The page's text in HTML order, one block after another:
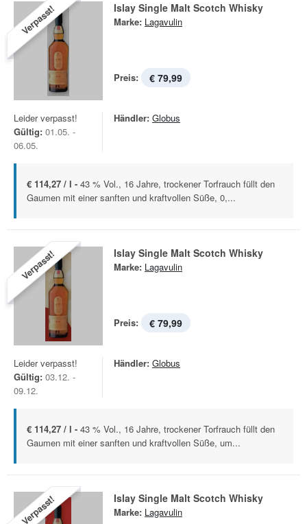
Verpasst! Islay Single Malt Scotch Whisky
Marke: Lagavulin
Preis: € 79,99
Leider verpasst!
Gültig: 01.05. -
06.05.
Händler: Globus
€ 114,27 / l - 43 % Vol., 16 Jahre, trockener Torfrauch füllt den
Gaumen mit einer sanften und kraftvollen Süße, 0,...
Verpasst! Islay Single Malt Scotch Whisky
Marke: Lagavulin
Preis: € 79,99
Leider verpasst!
Gültig: 03.12. -
09.12.
Händler: Globus
€ 114,27 / l - 43 % Vol., 16 Jahre, trockener Torfrauch füllt den
Gaumen mit einer sanften und kraftvollen Süße, um...
Verpasst! Islay Single Malt Scotch Whisky
Marke: Lagavulin